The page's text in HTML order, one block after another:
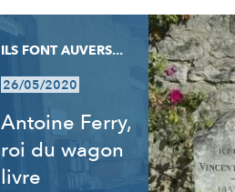
ILS FONT AUVERS...
26/05/2020
Antoine Ferry,
roi du wagon
livre